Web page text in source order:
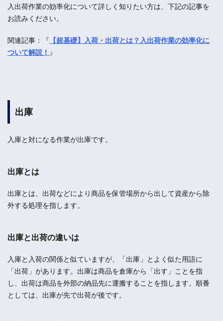
入出荷作業の効率化について詳しく知りたい方は、下記の記事を
お読みください。
関連記事：『 【超基礎】入荷・出荷とは？入出荷作業の効率化に
ついて解説！ 』
出庫
入庫と対になる作業が出庫です。
出庫とは
出庫とは、出荷などにより商品を保管場所から出して資産から除
外する処理を指します。
出庫と出荷の違いは
入庫と入荷の関係と似ていますが、「出庫」とよく似た用語に
「出荷」があります。出庫は商品を倉庫から「出す」ことを指
し、出荷は商品を外部の納品先に運搬することを指します。順番
としては、出庫が先で出荷が後です。